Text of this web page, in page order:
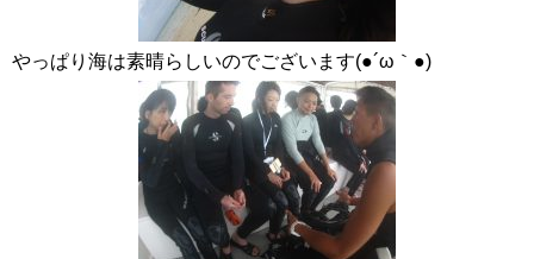
やっぱり海は素晴らしいのでございます(●´ω｀●)